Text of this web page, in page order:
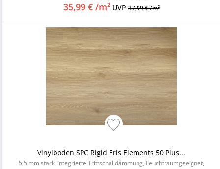
35,99 € /m² UVP37,99 € /m²
Vinylboden SPC Rigid Eris Elements 50 Plus...
5,5 mm stark, integrierte Trittschalldämmung, Feuchtraumgeeignet,